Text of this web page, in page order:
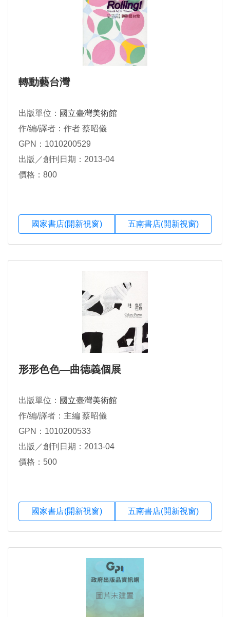
轉動藝台灣
出版單位： 國立臺灣美術館
作/編/譯者：作者 蔡昭儀
GPN：1010200529
出版／創刊日期：2013-04
價格：800
國家書店(開新視窗) 五南書店(開新視窗)
形形色色—曲德義個展
出版單位： 國立臺灣美術館
作/編/譯者：主編 蔡昭儀
GPN：1010200533
出版／創刊日期：2013-04
價格：500
國家書店(開新視窗) 五南書店(開新視窗)